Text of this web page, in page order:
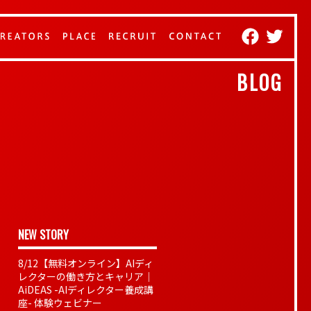
BLOG
NEW STORY
8/12【無料オンライン】AIディ
レクターの働き方とキャリア｜
AiDEAS -AIディレクター養成講
座- 体験ウェビナー